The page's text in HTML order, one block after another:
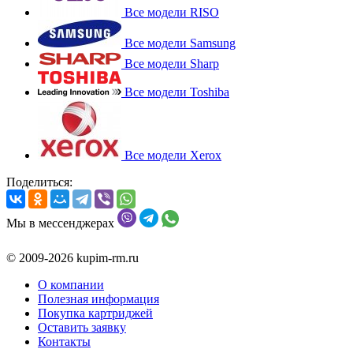
Все модели RISO
Все модели Samsung
Все модели Sharp
Все модели Toshiba
Все модели Xerox
Поделиться:
Мы в мессенджерах
© 2009-2026 kupim-rm.ru
О компании
Полезная информация
Покупка картриджей
Оставить заявку
Контакты